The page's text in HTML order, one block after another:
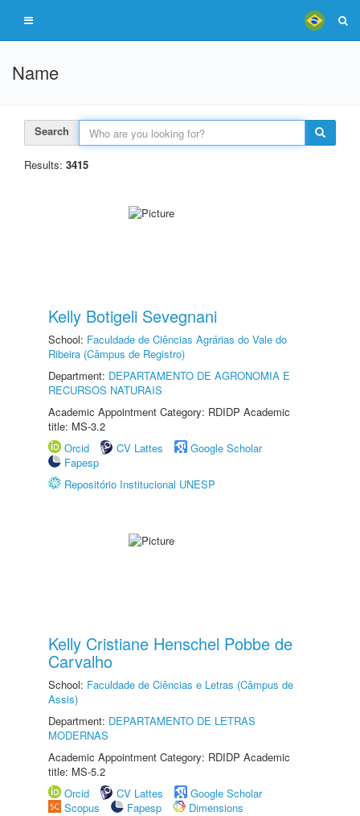
Name
Search
Results: 3415
Kelly Botigeli Sevegnani
School: Faculdade de Ciências Agrárias do Vale do
Ribeira (Câmpus de Registro)
Department: DEPARTAMENTO DE AGRONOMIA E
RECURSOS NATURAIS
Academic Appointment Category: RDIDP Academic
title: MS-3.2
Orcid
CV Lattes
Google Scholar
Fapesp
Repositório Institucional UNESP
Kelly Cristiane Henschel Pobbe de
Carvalho
School: Faculdade de Ciências e Letras (Câmpus de
Assis)
Department: DEPARTAMENTO DE LETRAS
MODERNAS
Academic Appointment Category: RDIDP Academic
title: MS-5.2
Orcid
CV Lattes
Google Scholar
Scopus
Fapesp
Dimensions